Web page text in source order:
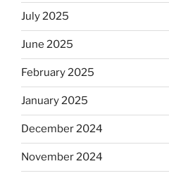
July 2025
June 2025
February 2025
January 2025
December 2024
November 2024